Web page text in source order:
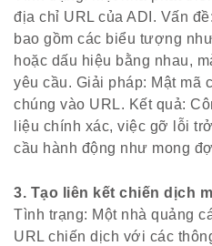
địa chỉ URL của ADI. Vấn
bao gồm các biểu tượng
hoặc dấu hiệu bằng nhau,
yêu cầu. Giải pháp: Mật mã
chúng vào URL. Kết quả:
liệu chính xác, việc gỡ lỗi
cầu hành động như mong
3. Tạo liên kết chiến dịch
Tình trạng: Một nhà quảng
URL chiến dịch với các